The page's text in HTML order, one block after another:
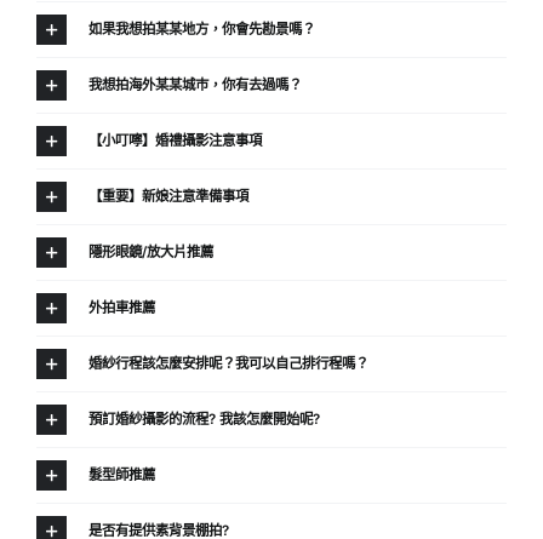
如果我想拍某某地方，你會先勘景嗎？
我想拍海外某某城巿，你有去過嗎？
【小叮嚀】婚禮攝影注意事項
【重要】新娘注意準備事項
隱形眼鏡/放大片推薦
外拍車推薦
婚紗行程該怎麼安排呢？我可以自己排行程嗎？
預訂婚紗攝影的流程? 我該怎麼開始呢?
髮型師推薦
是否有提供素背景棚拍?